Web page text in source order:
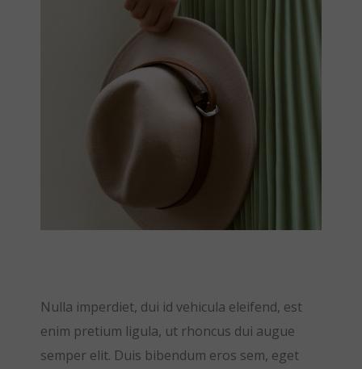
Nulla imperdiet, dui id vehicula eleifend, est
enim pretium ligula, ut rhoncus dui augue
semper elit. Duis bibendum eros sem, eget